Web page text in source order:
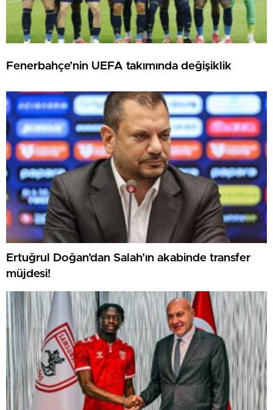
Fenerbahçe’nin UEFA takımında değişiklik
Ertuğrul Doğan’dan Salah’ın akabinde transfer
müjdesi!